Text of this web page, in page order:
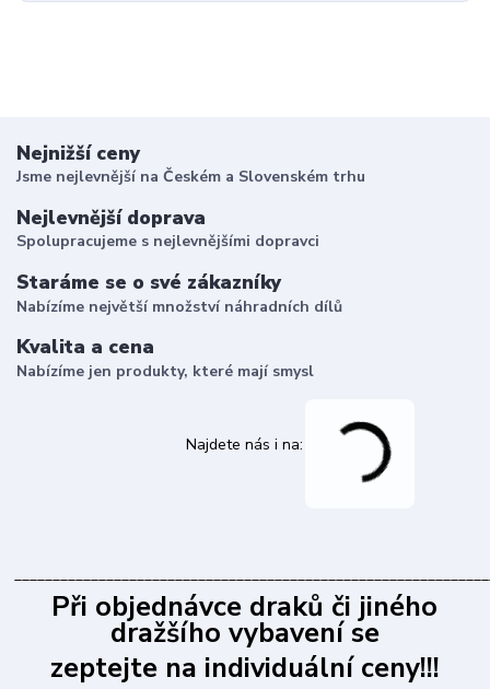
Nejnižší ceny
Jsme nejlevnější na Českém a Slovenském trhu
Nejlevnější doprava
Spolupracujeme s nejlevnějšími dopravci
Staráme se o své zákazníky
Nabízíme největší množství náhradních dílů
Kvalita a cena
Nabízíme jen produkty, které mají smysl
Najdete nás i na:
Při objednávce draků či jiného
dražšího vybavení se
zeptejte na individuální ceny!!!